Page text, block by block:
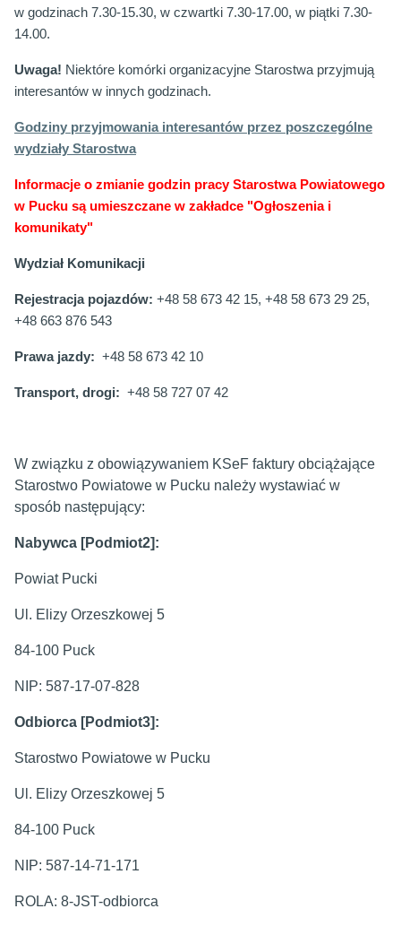
w godzinach 7.30-15.30, w czwartki 7.30-17.00, w piątki 7.30-
14.00.
Uwaga! Niektóre komórki organizacyjne Starostwa przyjmują
interesantów w innych godzinach.
Godziny przyjmowania interesantów przez poszczególne
wydziały Starostwa
Informacje o zmianie godzin pracy Starostwa Powiatowego
w Pucku są umieszczane w zakładce "Ogłoszenia i
komunikaty"
Wydział Komunikacji
Rejestracja pojazdów: +48 58 673 42 15, +48 58 673 29 25,
+48 663 876 543
Prawa jazdy: +48 58 673 42 10
Transport, drogi: +48 58 727 07 42
W związku z obowiązywaniem KSeF faktury obciążające
Starostwo Powiatowe w Pucku należy wystawiać w
sposób następujący:
Nabywca [Podmiot2]:
Powiat Pucki
Ul. Elizy Orzeszkowej 5
84-100 Puck
NIP: 587-17-07-828
Odbiorca [Podmiot3]:
Starostwo Powiatowe w Pucku
Ul. Elizy Orzeszkowej 5
84-100 Puck
NIP: 587-14-71-171
ROLA: 8-JST-odbiorca